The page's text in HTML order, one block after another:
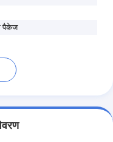
पैकेज